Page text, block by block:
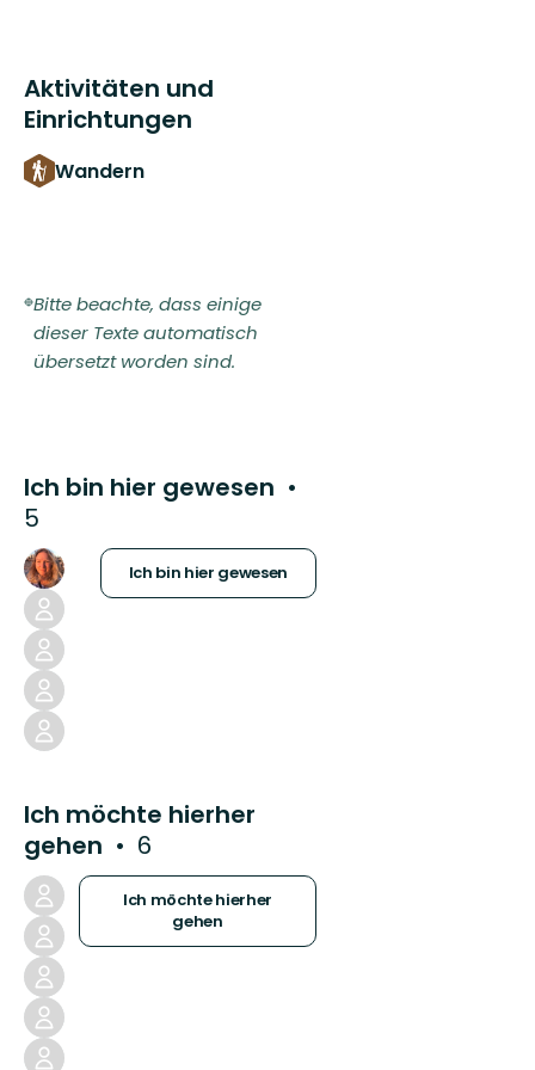
Aktivitäten und
Einrichtungen
Wandern
Bitte beachte, dass einige
dieser Texte automatisch
übersetzt worden sind.
Ich bin hier gewesen
5
Ich bin hier gewesen
Ich möchte hierher
gehen
6
Ich möchte hierher
gehen